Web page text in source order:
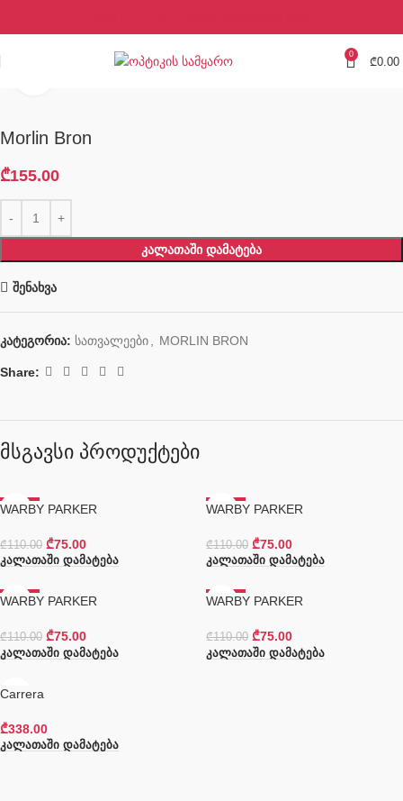
0
₾0.00
Morlin Bron
₾155.00
ᲙᲐᲚᲐᲗᲐᲨᲘ ᲓᲐᲛᲐᲢᲔᲑᲐ
შენახვა
კატეგორია: სათვალეები, MORLIN BRON
Share:
მსგავსი პროდუქტები
-32%
WARBY PARKER
₾110.00 ₾75.00
Კალათაში Დამატება
-32%
WARBY PARKER
₾110.00 ₾75.00
Კალათაში Დამატება
-32%
WARBY PARKER
₾110.00 ₾75.00
Კალათაში Დამატება
-32%
WARBY PARKER
₾110.00 ₾75.00
Კალათაში Დამატება
Сarrera
₾338.00
Კალათაში Დამატება